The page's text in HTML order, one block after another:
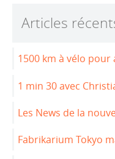
Articles
1500 km à vélo
1 min 30 avec
Les News de la
Fabrikarium Tokyo